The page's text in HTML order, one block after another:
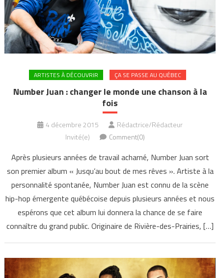
ARTISTES À DÉCOUVRIR ÇA SE PASSE AU QUÉBEC
Number Juan : changer le monde une chanson à la
fois
4 décembre 2015
Rédactrice/Rédacteur
Invité(e)
Comment(0)
Après plusieurs années de travail acharné, Number Juan sort
son premier album « Jusqu’au bout de mes rêves ». Artiste à la
personnalité spontanée, Number Juan est connu de la scène
hip-hop émergente québécoise depuis plusieurs années et nous
espérons que cet album lui donnera la chance de se faire
connaître du grand public. Originaire de Rivière-des-Prairies, […]